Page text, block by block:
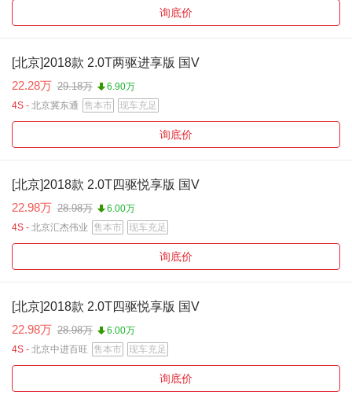
询底价
[北京]2018款 2.0T两驱进享版 国V
22.28万 29.18万
6.90万
4S - 北京冀东通 售本市 现车充足
询底价
[北京]2018款 2.0T四驱悦享版 国V
22.98万 28.98万
6.00万
4S - 北京汇杰伟业 售本市 现车充足
询底价
[北京]2018款 2.0T四驱悦享版 国V
22.98万 28.98万
6.00万
4S - 北京中进百旺 售本市 现车充足
询底价